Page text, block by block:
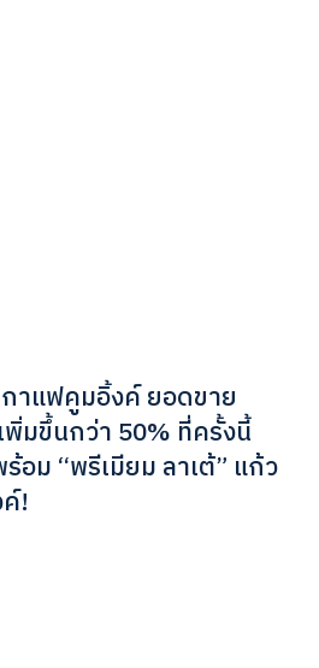
าแฟคูมอิ้งค์ ยอดขาย
พิ่มขึ้นกว่า 50% ที่ครั้งนี้
อม “พรีเมียม ลาเต้” แก้ว
!